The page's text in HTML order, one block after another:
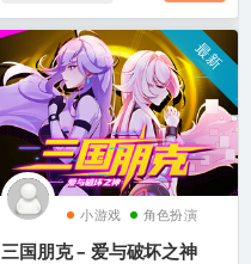
最新
小游戏 角色扮演
动漫
三国朋克 – 爱与破坏之神